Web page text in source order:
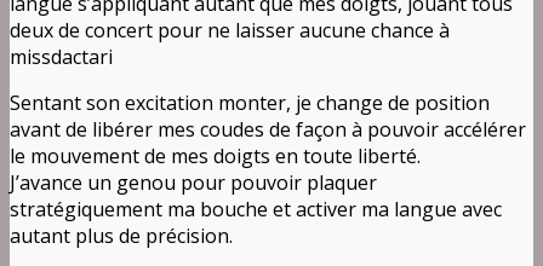
deux de concert pour ne laisser aucune chance à
missdactari
Sentant son excitation monter, je change de position
avant de libérer mes coudes de façon à pouvoir accélérer
le mouvement de mes doigts en toute liberté.
J’avance un genou pour pouvoir plaquer
stratégiquement ma bouche et activer ma langue avec
autant plus de précision.